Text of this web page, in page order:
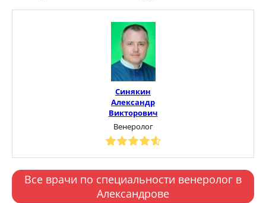
Синякин
Александр
Викторович
Венеролог
Все врачи по специальности венеролог в
Александрове